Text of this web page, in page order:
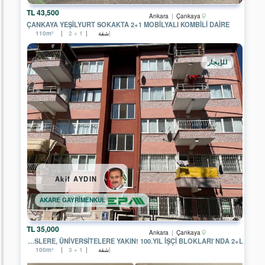
المكاتب
مصنع
فيلا
أرض
مخصصة
للتجارة
فقط
حقل
أرض
للسكن
فقط
تجمع
سكني
حديقة
أرض
للسكن
أو
للتجارة
43,500 TL Ankara Çankaya
ÇANKAYA YEŞİLYURT SOKAKTA 2+1 MOBİLYALI KOMBİLİ DAİRE
شقة 110m² 2 + 1
35,000 TL Ankara Çankaya
KAMPÜSLERE, ÜNİVERSİTELERE YAKIN! 100.YIL İŞÇI BLOKLARI`NDA 2+L
للإيجار
شقة 100m² 3 + 1
AKARE GAYRİMENKUL
Akif AYDIN